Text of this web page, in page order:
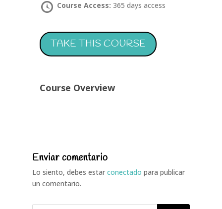
Course Access: 365 days access
TAKE THIS COURSE
Course Overview
Enviar comentario
Lo siento, debes estar conectado para publicar
un comentario.